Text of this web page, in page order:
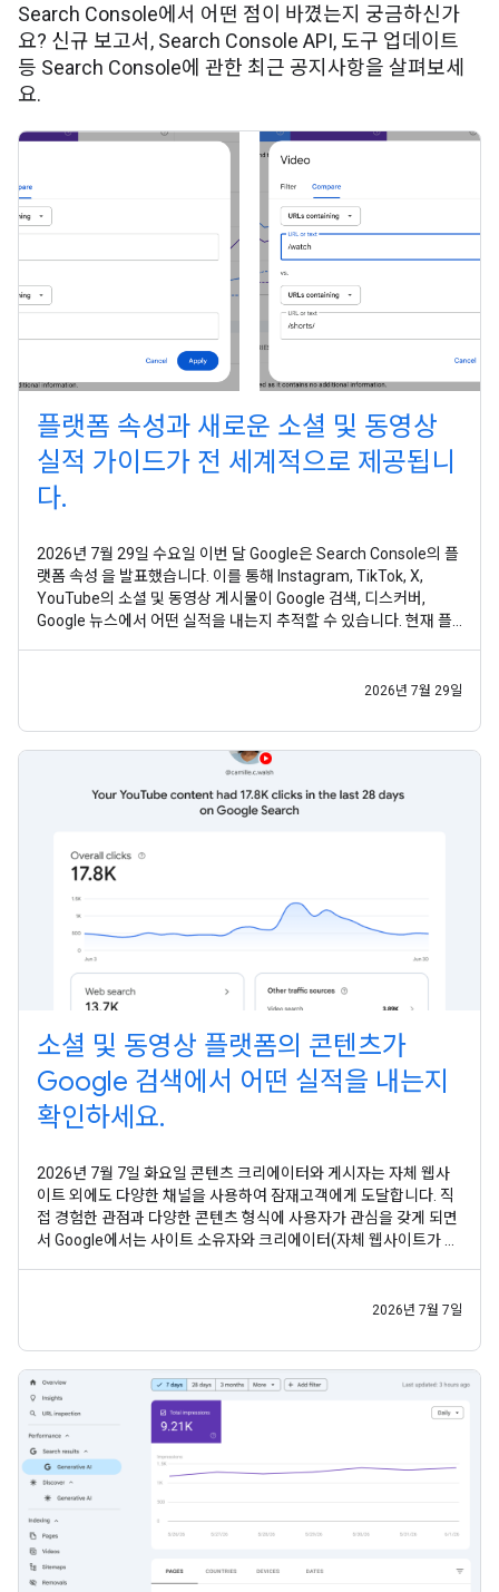
Search Console에서 어떤 점이 바꼈는지 궁금하신가
요? 신규 보고서, Search Console API, 도구 업데이트
등 Search Console에 관한 최근 공지사항을 살펴보세
요.
플랫폼 속성과 새로운 소셜 및 동영상
실적 가이드가 전 세계적으로 제공됩니
다.
2026년 7월 29일 수요일 이번 달 Google은 Search Console의 플
랫폼 속성 을 발표했습니다. 이를 통해 Instagram, TikTok, X,
YouTube의 소셜 및 동영상 게시물이 Google 검색, 디스커버,
Google 뉴스에서 어떤 실적을 내는지 추적할 수 있습니다. 현재 플
2026년 7월 29일
소셜 및 동영상 플랫폼의 콘텐츠가
Google 검색에서 어떤 실적을 내는지
확인하세요.
2026년 7월 7일 화요일 콘텐츠 크리에이터와 게시자는 자체 웹사
이트 외에도 다양한 채널을 사용하여 잠재고객에게 도달합니다. 직
접 경험한 관점과 다양한 콘텐츠 형식에 사용자가 관심을 갖게 되면
서 Google에서는 사이트 소유자와 크리에이터(자체 웹사이트가 없
트 소유자와 크리에이터가 Google 검색 및 디스커버에서2026년 7월 7일